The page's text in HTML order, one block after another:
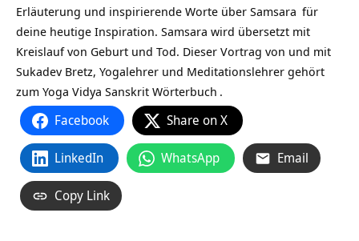
Erläuterung und inspirierende Worte über Samsara für
deine heutige Inspiration. Samsara wird übersetzt mit
Kreislauf von Geburt und Tod. Dieser Vortrag von und mit
Sukadev Bretz, Yogalehrer und Meditationslehrer gehört
zum Yoga Vidya Sanskrit Wörterbuch .
Facebook Share on X
LinkedIn WhatsApp Email
Copy Link